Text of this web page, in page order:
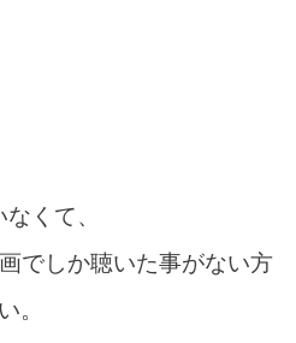
くて、
でしか聴いた事がない方
。